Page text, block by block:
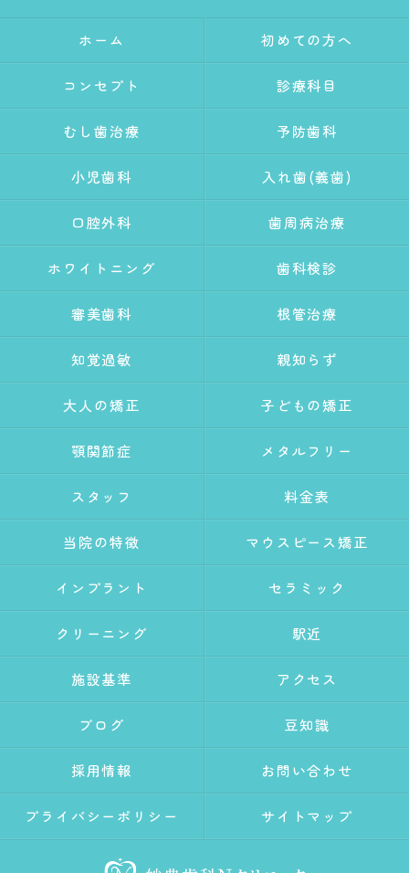
ホーム 初めての方へ
コンセプト 診療科目
むし歯治療 予防歯科
小児歯科 入れ歯(義歯)
口腔外科 歯周病治療
ホワイトニング 歯科検診
審美歯科 根管治療
知覚過敏 親知らず
大人の矯正 子どもの矯正
顎関節症 メタルフリー
スタッフ 料金表
当院の特徴 マウスピース矯正
インプラント セラミック
クリーニング 駅近
施設基準 アクセス
ブログ 豆知識
採用情報 お問い合わせ
プライバシーポリシー サイトマップ